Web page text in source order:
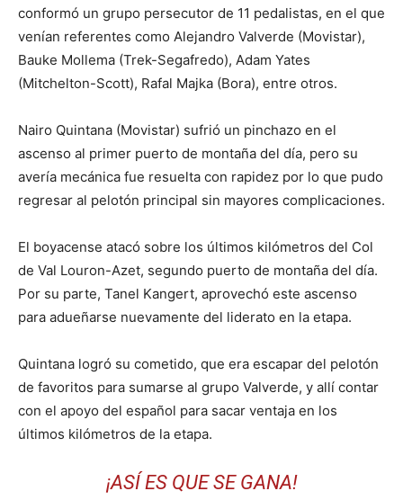
conformó un grupo persecutor de 11 pedalistas, en el que
venían referentes como Alejandro Valverde (Movistar),
Bauke Mollema (Trek-Segafredo), Adam Yates
(Mitchelton-Scott), Rafal Majka (Bora), entre otros.
Nairo Quintana (Movistar) sufrió un pinchazo en el
ascenso al primer puerto de montaña del día, pero su
avería mecánica fue resuelta con rapidez por lo que pudo
regresar al pelotón principal sin mayores complicaciones.
El boyacense atacó sobre los últimos kilómetros del Col
de Val Louron-Azet, segundo puerto de montaña del día.
Por su parte, Tanel Kangert, aprovechó este ascenso
para adueñarse nuevamente del liderato en la etapa.
Quintana logró su cometido, que era escapar del pelotón
de favoritos para sumarse al grupo Valverde, y allí contar
con el apoyo del español para sacar ventaja en los
últimos kilómetros de la etapa.
¡ASÍ ES QUE SE GANA!